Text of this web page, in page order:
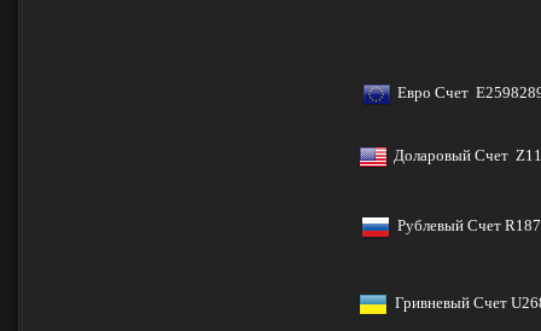
Евро Счет
Доларовый Счет
Рублевый Счет
Гривневый Счет